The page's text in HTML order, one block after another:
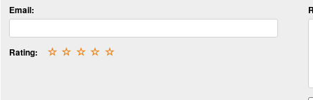
Email:
Rating: ☆
☆
☆
☆
☆